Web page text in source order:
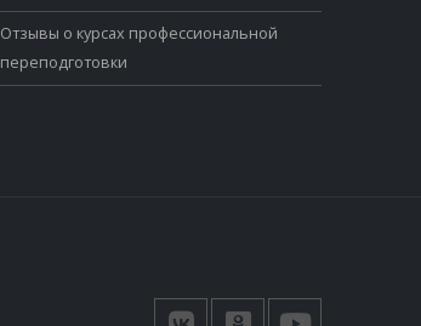
Отзывы о курсах профессиональной
переподготовки